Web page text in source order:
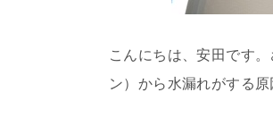
こんにちは、安田です
ン）から水漏れがする